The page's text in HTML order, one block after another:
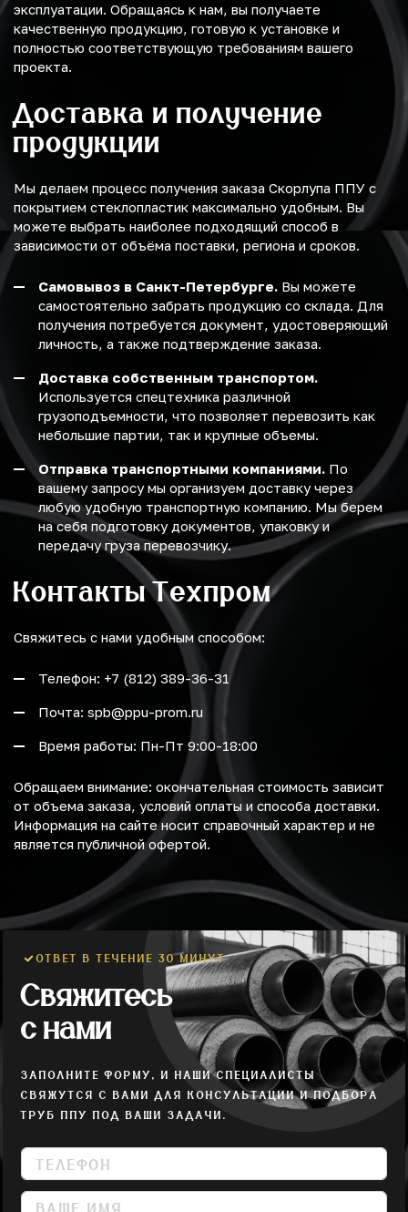
эксплуатации. Обращаясь к нам, вы получаете
качественную продукцию, готовую к установке и
полностью соответствующую требованиям вашего
проекта.
Доставка и получение
продукции
Мы делаем процесс получения заказа Скорлупа ППУ с
покрытием стеклопластик максимально удобным. Вы
можете выбрать наиболее подходящий способ в
зависимости от объёма поставки, региона и сроков.
Самовывоз в Санкт-Петербурге. Вы можете
самостоятельно забрать продукцию со склада. Для
получения потребуется документ, удостоверяющий
личность, а также подтверждение заказа.
Доставка собственным транспортом.
Используется спецтехника различной
грузоподъемности, что позволяет перевозить как
небольшие партии, так и крупные объемы.
Отправка транспортными компаниями. По
вашему запросу мы организуем доставку через
любую удобную транспортную компанию. Мы берем
на себя подготовку документов, упаковку и
передачу груза перевозчику.
Контакты Техпром
Свяжитесь с нами удобным способом:
Телефон: +7 (812) 389-36-31
Почта: spb@ppu-prom.ru
Время работы: Пн-Пт 9:00-18:00
Обращаем внимание: окончательная стоимость зависит
от объема заказа, условий оплаты и способа доставки.
Информация на сайте носит справочный характер и не
является публичной офертой.
ОТВЕТ В ТЕЧЕНИЕ 30 МИНУТ
Свяжитесь
с нами
ЗАПОЛНИТЕ ФОРМУ, И НАШИ СПЕЦИАЛИСТЫ
СВЯЖУТСЯ С ВАМИ ДЛЯ КОНСУЛЬТАЦИИ И ПОДБОРА
ТРУБ ППУ ПОД ВАШИ ЗАДАЧИ.